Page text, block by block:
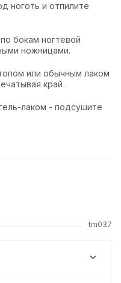
ноготь и отпилите
бокам ногтевой
ножницами.
или обычным лаком
край .
лаком - подсушите
tm037